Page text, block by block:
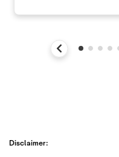
Disclaimer: